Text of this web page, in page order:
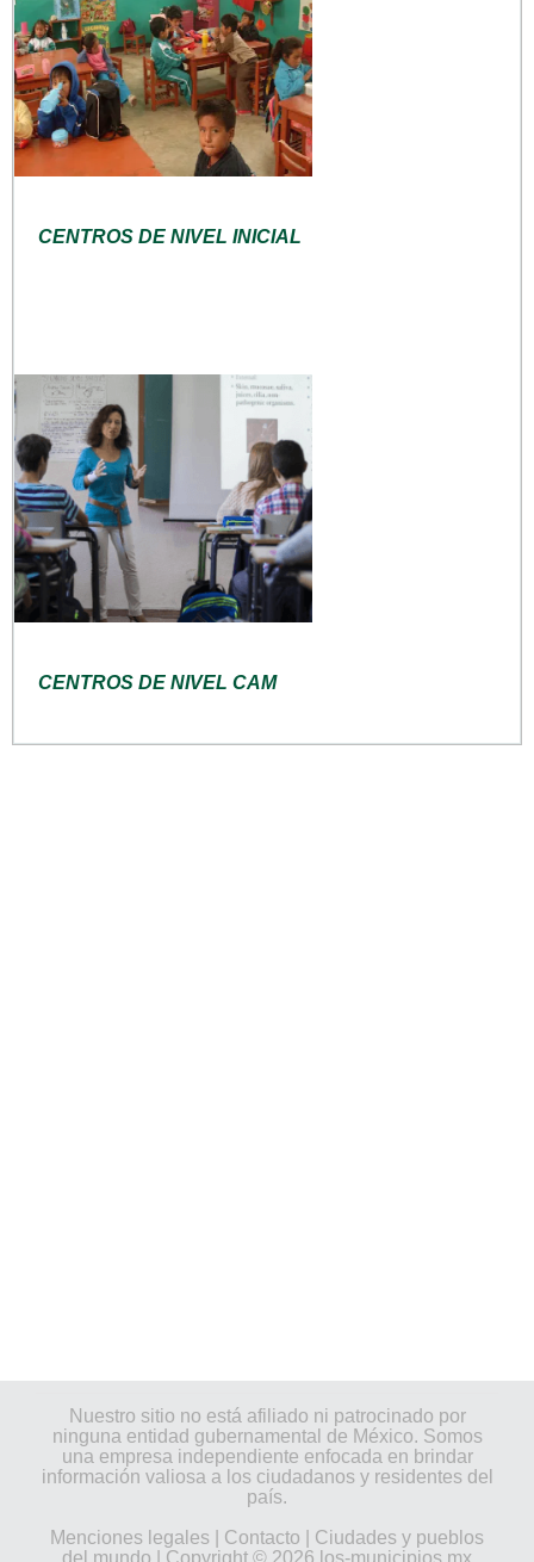
CENTROS DE NIVEL INICIAL
CENTROS DE NIVEL CAM
Nuestro sitio no está afiliado ni patrocinado por
ninguna entidad gubernamental de México. Somos
una empresa independiente enfocada en brindar
información valiosa a los ciudadanos y residentes del
país.
Menciones legales
Contacto
Ciudades y pueblos
del mundo | Copyright © 2026 los-municipios.mx